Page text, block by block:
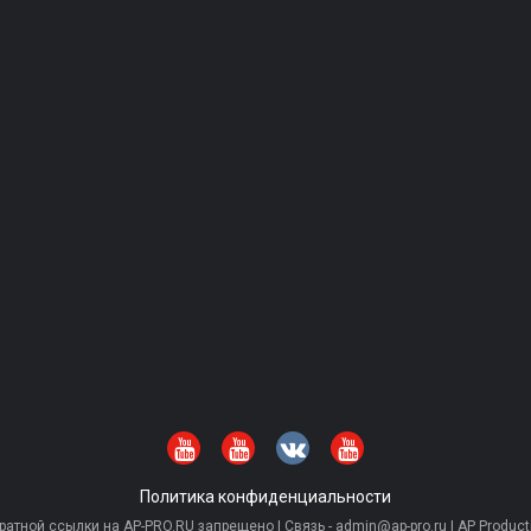
Политика конфиденциальности
ссылки на AP-PRO.RU запрещено | Связь - admin@ap-pro.ru | AP